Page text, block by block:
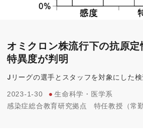
オミクロン株流行下の抗原定
特異度が判明
Jリーグの選手とスタッフを対象にした
2023-1-30 ● 生命科学・医学系
感染症総合教育研究拠点
特任教授（常勤